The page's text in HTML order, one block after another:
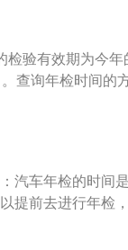
；车辆改装、改
称和号牌放大字
路费和保险者。
验有效期为今年
查询年检时间的
上面有机动车的
不合格车辆，应
续行驶；无故不
；符合报废条件
，予以报废。
汽车年检的时间
提前去进行年检
为临时有事而无